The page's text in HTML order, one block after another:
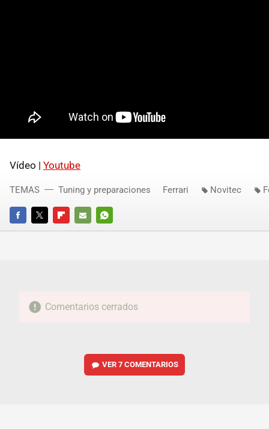
Vídeo | Youtube
FACEBOOKTWITTERFLIPBOARD
E-
WHATSAPP
TEMAS Tuning y preparaciones Ferrari Novitec
Comentarios cerrados
VER7 COMENTARIOS